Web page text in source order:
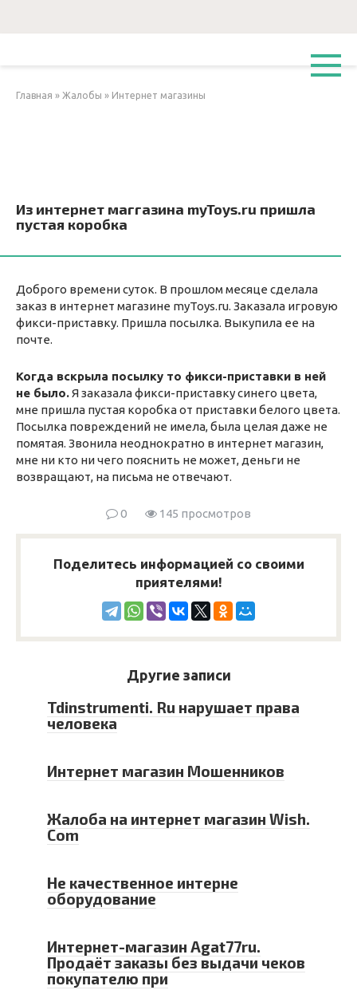
Главная » Жалобы » Интернет магазины
Из интернет маггазина myToys.ru пришла
пустая коробка
Доброго времени суток. В прошлом месяце сделала
заказ в интернет магазине myToys.ru. Заказала игровую
фикси-приставку. Пришла посылка. Выкупила ее на
почте.
Когда вскрыла посылку то фикси-приставки в ней
не было.Я заказала фикси-приставку синего цвета,
мне пришла пустая коробка от приставки белого цвета.
Посылка повреждений не имела, была целая даже не
помятая. Звонила неоднократно в интернет магазин,
мне ни кто ни чего пояснить не может, деньги не
возвращают, на письма не отвечают.
0 145 просмотров
Поделитесь информацией со своими
приятелями!
Другие записи
Tdinstrumenti. Ru нарушает права
человека
Интернет магазин Мошенников
Жалоба на интернет магазин Wish.
Com
Не качественное интерне
оборудование
Интернет-магазин Agat77ru.
Продаёт заказы без выдачи чеков
покупателю при